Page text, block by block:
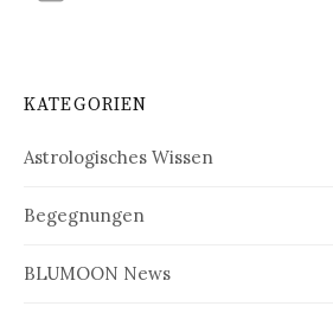
KATEGORIEN
Astrologisches Wissen
Begegnungen
BLUMOON News